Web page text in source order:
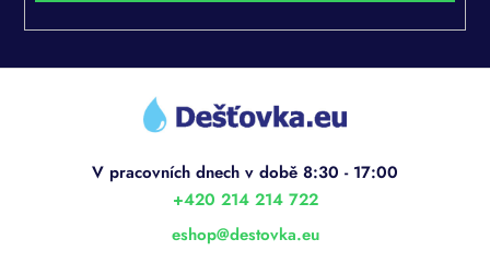
Z
eshop@destovka.eu
+420 214 214 722